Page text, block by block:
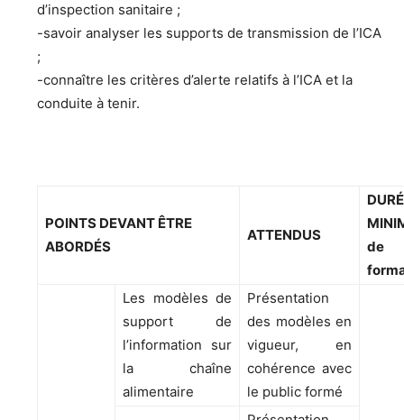
d’inspection sanitaire ;
-savoir analyser les supports de transmission de l’ICA
;
-connaître les critères d’alerte relatifs à l’ICA et la
conduite à tenir.
POINTS DEVANT ÊTRE
ABORDÉS
ATTENDUS
de
Les modèles de
support de
l’information sur
la chaîne
alimentaire
Présentation
des modèles en
vigueur, en
cohérence avec
le public formé